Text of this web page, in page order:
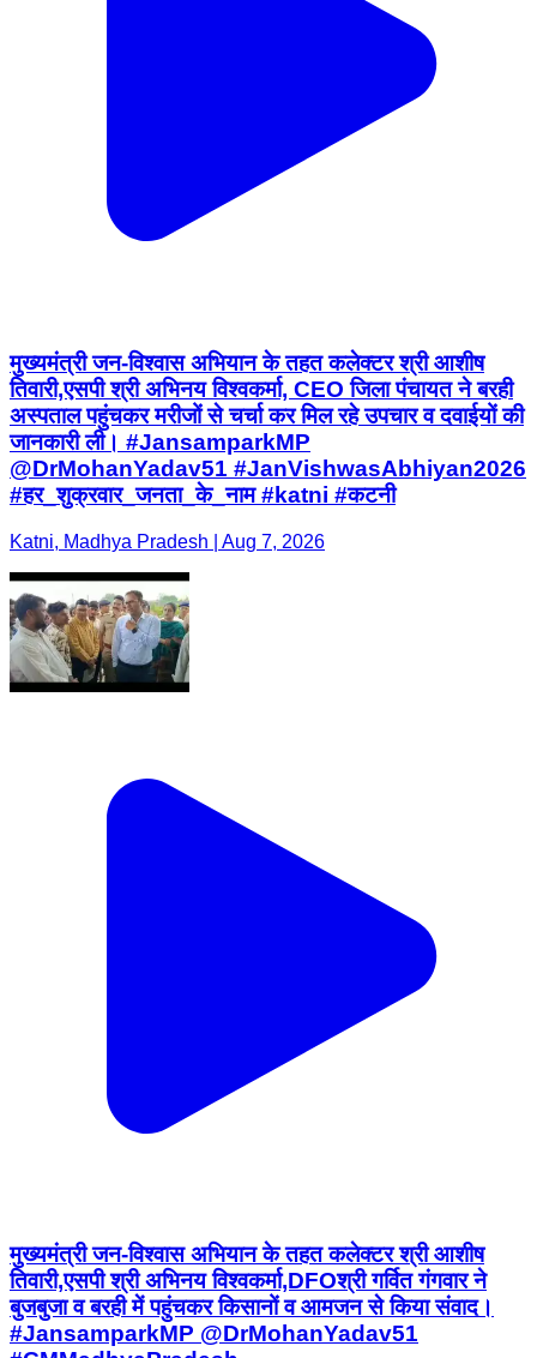
मुख्यमंत्री जन-विश्वास अभियान के तहत कलेक्टर श्री आशीष
तिवारी,एसपी श्री अभिनय विश्वकर्मा, CEO जिला पंचायत ने बरही
अस्पताल पहुंचकर मरीजों से चर्चा कर मिल रहे उपचार व दवाईयों की
जानकारी ली। #JansamparkMP
@DrMohanYadav51 #JanVishwasAbhiyan2026
#हर_शुक्रवार_जनता_के_नाम #katni #कटनी
Katni, Madhya Pradesh | Aug 7, 2026
मुख्यमंत्री जन-विश्वास अभियान के तहत कलेक्टर श्री आशीष
तिवारी,एसपी श्री अभिनय विश्वकर्मा,DFOश्री गर्वित गंगवार ने
बुजबुजा व बरही में पहुंचकर किसानों व आमजन से किया संवाद।
#JansamparkMP @DrMohanYadav51